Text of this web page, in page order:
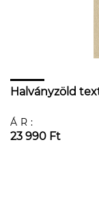
Halványzöld
ÁR:
23 990 Ft